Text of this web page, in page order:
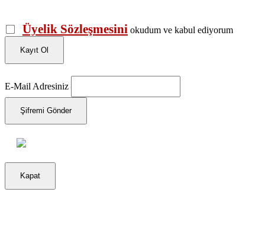
Üyelik Sözleşmesini okudum ve kabul ediyorum
Kayıt Ol
E-Mail Adresiniz
Şifremi Gönder
Kapat